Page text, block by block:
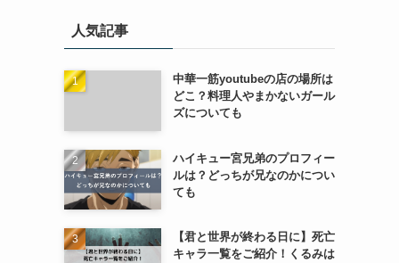
人気記事
中華一筋youtubeの店の場所は
どこ？料理人やまかないガール
ズについても
ハイキュー宮兄弟のプロフィー
ルは？どっちが兄なのかについ
ても
【君と世界が終わる日に】死亡
キャラ一覧をご紹介！くるみは